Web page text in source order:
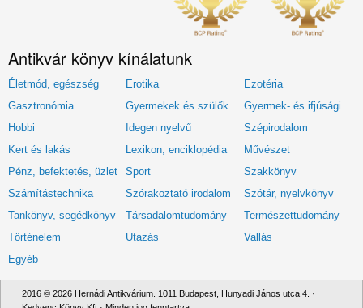
Antikvár könyv kínálatunk
Életmód, egészség Erotika
Ezotéria
Gasztronómia
Gyermekek és szülők
Gyermek- és ifjúsági
Hobbi
Idegen nyelvű
Szépirodalom
Kert és lakás
Lexikon, enciklopédia
Művészet
Pénz, befektetés, üzlet
Sport
Szakkönyv
Számítástechnika
Szórakoztató irodalom
Szótár, nyelvkönyv
Tankönyv, segédkönyv
Társadalomtudomány
Természettudomány
Történelem
Utazás
Vallás
Egyéb
2016 © 2026 Hernádi Antikvárium. 1011 Budapest, Hunyadi János utca 4. ·